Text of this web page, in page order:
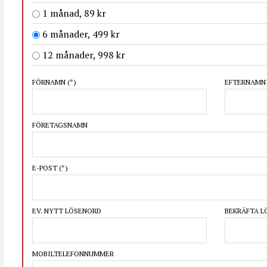
1 månad, 89 kr
6 månader, 499 kr
12 månader, 998 kr
FÖRNAMN (*) EFTERNAMN
FÖRETAGSNAMN
E-POST (*)
EV. NYTT LÖSENORD BEKRÄFTA
MOBILTELEFONNUMMER